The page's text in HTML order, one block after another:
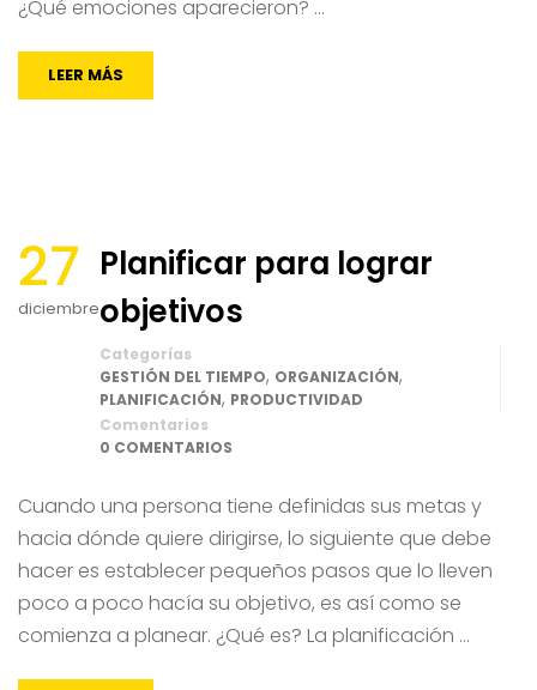
¿Qué emociones aparecieron? …
LEER MÁS
27
diciembre
Planificar para lograr
objetivos
Categorías
GESTIÓN DEL TIEMPO, ORGANIZACIÓN,
PLANIFICACIÓN, PRODUCTIVIDAD
Comentarios
0 COMENTARIOS
Cuando una persona tiene definidas sus metas y
hacia dónde quiere dirigirse, lo siguiente que debe
hacer es establecer pequeños pasos que lo lleven
poco a poco hacía su objetivo, es así como se
comienza a planear. ¿Qué es? La planificación …